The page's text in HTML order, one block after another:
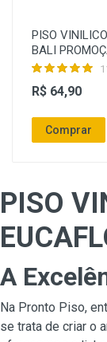
PISO
BALI
R$ 64,90
Comprar
PISO
A
Na Pronto Piso,
se trata de criar o